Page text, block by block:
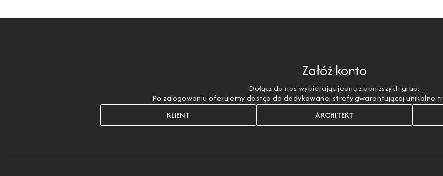
Załóż konto
Dołącz do nas wybierając jedną z poniższych grup.
Po zalogowaniu oferujemy dostęp do dedykowanej strefy gwarantującej unikalne
KLIENT ARCHITEKT